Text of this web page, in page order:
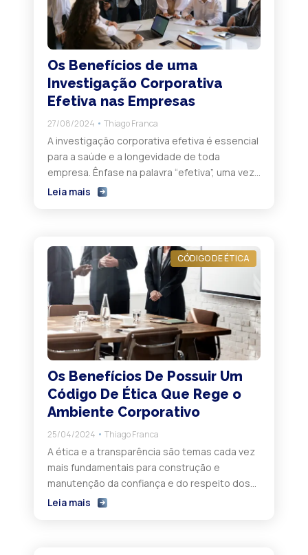
Os Benefícios de uma
Investigação Corporativa
Efetiva nas Empresas
27/08/2024 Thiago Franca
A investigação corporativa efetiva é essencial
para a saúde e a longevidade de toda
empresa. Ênfase na palavra “efetiva”, uma vez
que uma investigação mal conduzida pode
corrige desvios de conduta, mas também
fortalece a confiança […]
Leia mais
CÓDIGO DE ÉTICA
Os Benefícios De Possuir Um
Código De Ética Que Rege o
Ambiente Corporativo
25/04/2024 Thiago Franca
A ética e a transparência são temas cada vez
mais fundamentais para construção e
manutenção da confiança e do respeito dos
colaboradores e de parceiros. Estabelecer um
Leia mais